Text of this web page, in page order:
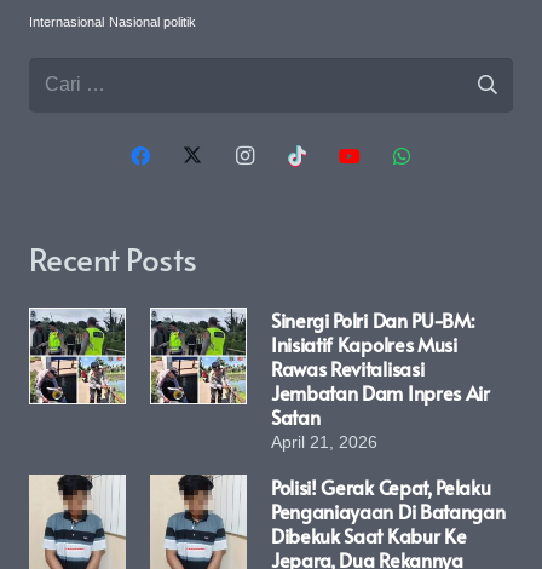
Recent Posts
Sinergi Polri Dan PU-BM:
Inisiatif Kapolres Musi
Rawas Revitalisasi
Jembatan Dam Inpres Air
Satan
April 21, 2026
Polisi! Gerak Cepat, Pelaku
Penganiayaan Di Batangan
Dibekuk Saat Kabur Ke
Jepara, Dua Rekannya
Internasional Nasional politik
Cari